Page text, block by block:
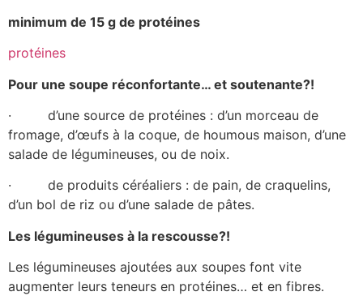
minimum de 15 g de protéines
protéines
Pour une soupe réconfortante… et soutenante?!
· d’une source de protéines : d’un morceau de
fromage, d’œufs à la coque, de houmous maison, d’une
salade de légumineuses, ou de noix.
· de produits céréaliers : de pain, de craquelins,
d’un bol de riz ou d’une salade de pâtes.
Les légumineuses à la rescousse?!
Les légumineuses ajoutées aux soupes font vite
augmenter leurs teneurs en protéines… et en fibres.